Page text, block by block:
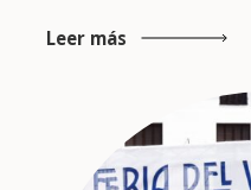
Leer más